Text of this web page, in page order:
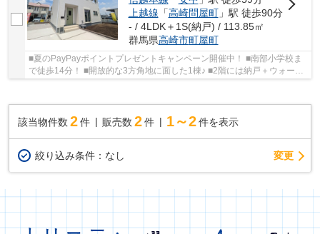
上越線 「高崎問屋町」駅 徒歩90分
- / 4LDK＋1S(納戸) / 113.85㎡
群馬県高崎市町屋町
■夏のPayPayポイントプレゼントキャンペーン開催中！ ■南部小学校ま
で徒歩14分！ ■開放的な3方角地に面した1棟♪ ■2階には納戸＋ウォーク
該当物件数 2件 販売数 2 件 1～2 件を表示
絞り込み条件： なし 変更